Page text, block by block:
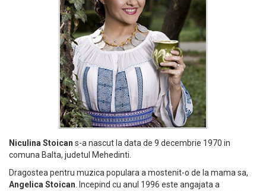
Niculina Stoican s-a nascut la data de 9 decembrie 1970 in
comuna Balta, judetul Mehedinti.
Dragostea pentru muzica populara a mostenit-o de la mama sa,
Angelica Stoican . Incepind cu anul 1996 este angajata a